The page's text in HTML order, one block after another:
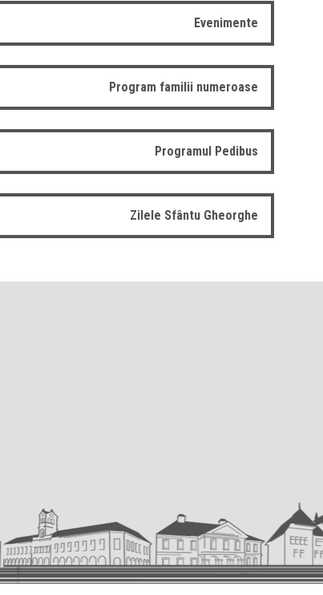
Evenimente
Program familii numeroase
Programul Pedibus
Zilele Sfântu Gheorghe